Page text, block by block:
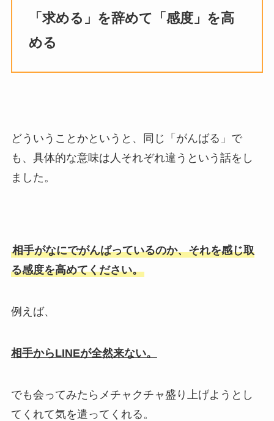
「求める」を辞めて「感度」を高
める
どういうことかというと、同じ「がんばる」で
も、具体的な意味は人それぞれ違うという話をし
ました。
相手がなにでがんばっているのか、それを感じ取
る感度を高めてください。
例えば、
相手からLINEが全然来ない。
でも会ってみたらメチャクチャ盛り上げようとし
てくれて気を遣ってくれる。